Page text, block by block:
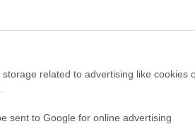
related to advertising like cookies
sent to Google for online advertising
Fideszes